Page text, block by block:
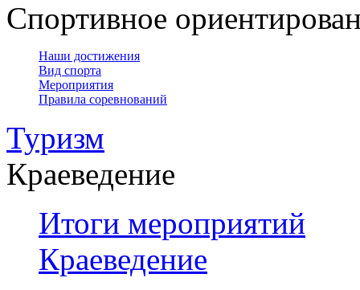
Спортивное
Наши достижения
Вид спорта
Мероприятия
Правила соревнований
Туризм
Краеведение
Итоги мероприятий
Краеведение